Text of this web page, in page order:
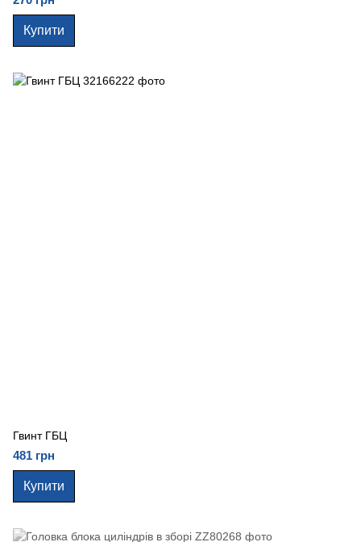
Купити
Гвинт ГБЦ
481 грн
Купити